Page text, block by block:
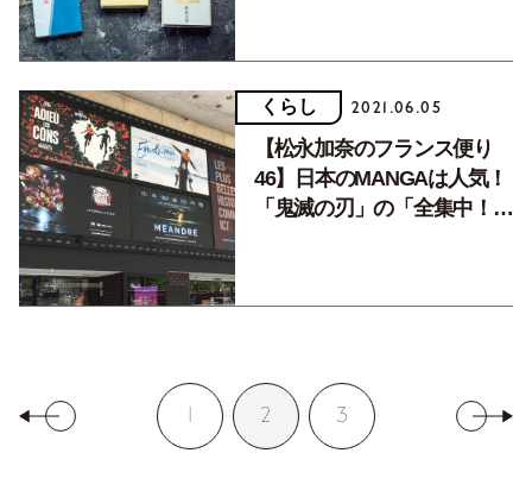
くらし 2021.06.05
【松永加奈のフランス便り
46】日本のMANGAは人気！
「鬼滅の刃」の「全集中！」
1 2 3